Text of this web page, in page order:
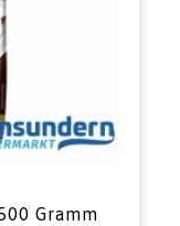
Gramm